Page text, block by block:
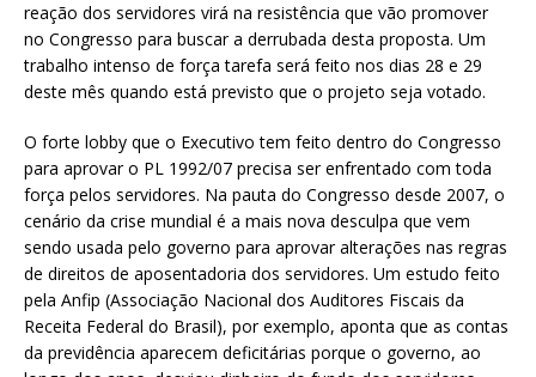
reação dos servidores virá na resistência que vão promover
no Congresso para buscar a derrubada desta proposta. Um
trabalho intenso de força tarefa será feito nos dias 28 e 29
deste mês quando está previsto que o projeto seja votado.
O forte lobby que o Executivo tem feito dentro do Congresso
para aprovar o PL 1992/07 precisa ser enfrentado com toda
força pelos servidores. Na pauta do Congresso desde 2007, o
cenário da crise mundial é a mais nova desculpa que vem
sendo usada pelo governo para aprovar alterações nas regras
de direitos de aposentadoria dos servidores. Um estudo feito
pela Anfip (Associação Nacional dos Auditores Fiscais da
Receita Federal do Brasil), por exemplo, aponta que as contas
da previdência aparecem deficitárias porque o governo, ao